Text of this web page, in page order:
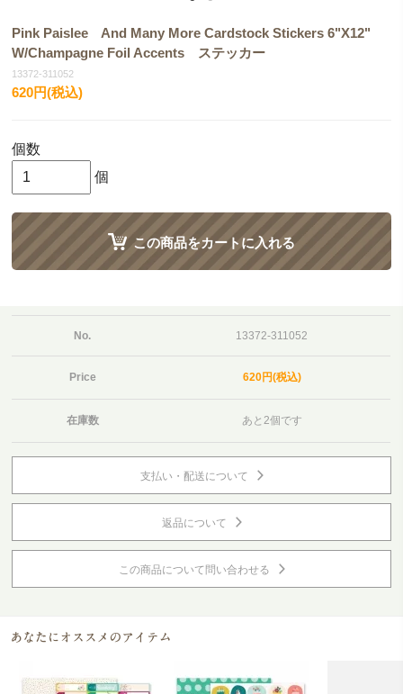
Pink Paislee And Many More Cardstock Stickers 6"X12"
W/Champagne Foil Accents ステッカー
13372-311052
620円(税込)
個数
個
この商品をカートに入れる
No. 13372-311052
Price 620円(税込)
在庫数 あと2個です
支払い・配送について
返品について
この商品について問い合わせる